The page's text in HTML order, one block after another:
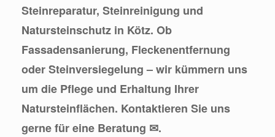
Steinreparatur, Steinreinigung und
Natursteinschutz in Kötz. Ob
Fassadensanierung, Fleckenentfernung
oder Steinversiegelung – wir kümmern uns
um die Pflege und Erhaltung Ihrer
Natursteinflächen. Kontaktieren Sie uns
gerne für eine Beratung ✉.